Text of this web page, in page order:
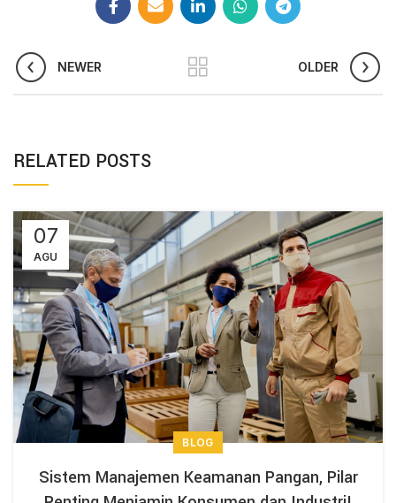
NEWER OLDER
RELATED POSTS
07
AGU
BLOG
Sistem Manajemen Keamanan Pangan, Pilar